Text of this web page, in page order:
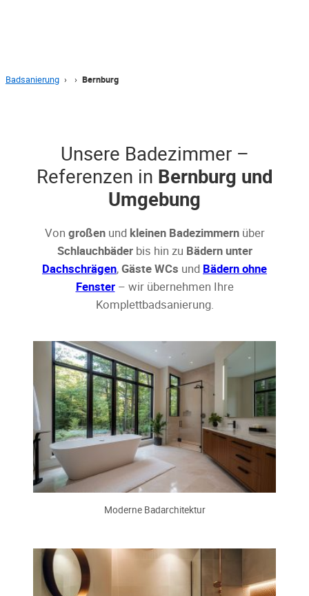
Badsanierung › › Bernburg
Unsere Badezimmer –
Referenzen in Bernburg und
Umgebung
Von großenund kleinen Badezimmernüber
Schlauchbäderbis hin zu Bädern unter
Dachschrägen,Gäste WCs und Bädern ohne
Fenster– wir übernehmen Ihre
Komplettbadsanierung.
Moderne Badarchitektur